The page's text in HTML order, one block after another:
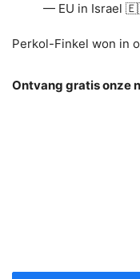
— EU in Israel
Perkol-Finkel won in
Ontvang gratis onze